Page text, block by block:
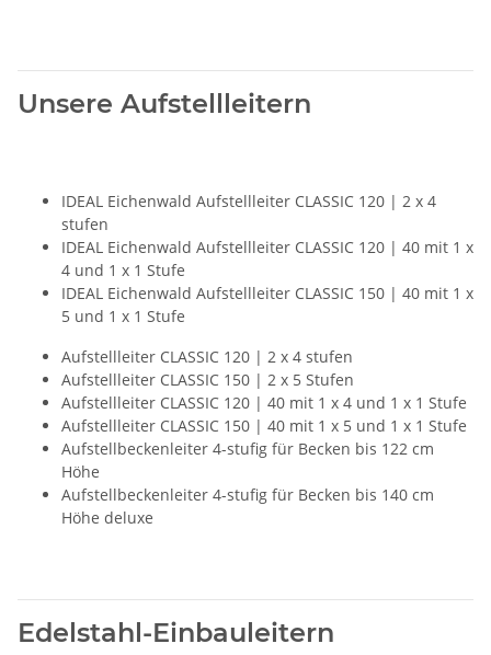
Unsere Aufstellleitern
IDEAL Eichenwald Aufstellleiter CLASSIC 120 | 2 x 4
stufen
IDEAL Eichenwald Aufstellleiter CLASSIC 120 | 40 mit 1 x
4 und 1 x 1 Stufe
IDEAL Eichenwald Aufstellleiter CLASSIC 150 | 40 mit 1 x
5 und 1 x 1 Stufe
Aufstellleiter CLASSIC 120 | 2 x 4 stufen
Aufstellleiter CLASSIC 150 | 2 x 5 Stufen
Aufstellleiter CLASSIC 120 | 40 mit 1 x 4 und 1 x 1 Stufe
Aufstellleiter CLASSIC 150 | 40 mit 1 x 5 und 1 x 1 Stufe
Aufstellbeckenleiter 4-stufig für Becken bis 122 cm
Höhe
Aufstellbeckenleiter 4-stufig für Becken bis 140 cm
Höhe deluxe
Edelstahl-Einbauleitern